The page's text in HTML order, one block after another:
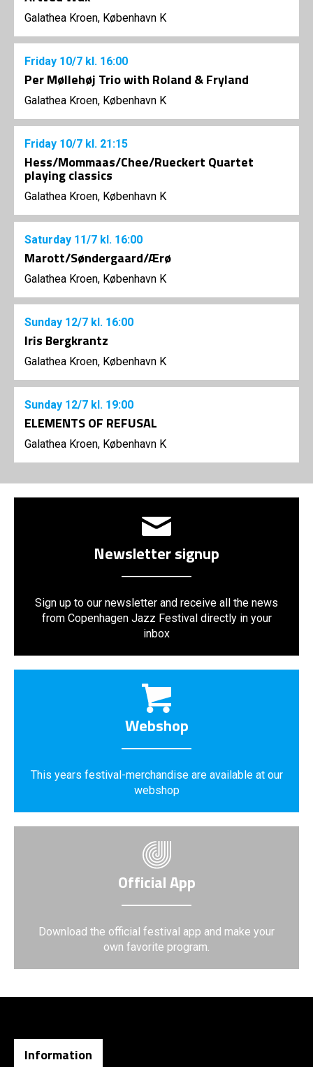
Galathea Kroen, København K
Friday 10/7 kl. 16:00
Per Møllehøj Trio with Roland & Fryland
Galathea Kroen, København K
Friday 10/7 kl. 21:15
Hess/Mommaas/Chee/Rueckert Quartet
playing classics
Galathea Kroen, København K
Saturday 11/7 kl. 16:00
Marott/Søndergaard/Ærø
Galathea Kroen, København K
Sunday 12/7 kl. 16:00
Iris Bergkrantz
Galathea Kroen, København K
Sunday 12/7 kl. 19:00
ELEMENTS OF REFUSAL
Galathea Kroen, København K
Newsletter signup
Sign up to our newsletter and receive all the news
from Copenhagen Jazz Festival directly in your
inbox
Webshop
This years festival-merchandise are available at our
webshop
Official App
Download the official festival app and make your
own favorite program.
Information